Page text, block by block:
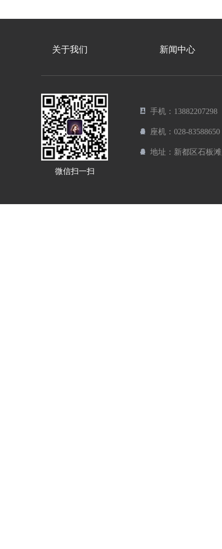
关于我们 新闻中心
微信扫一扫
手机：13882207298
座机：028-83588650
地址：新都区石板